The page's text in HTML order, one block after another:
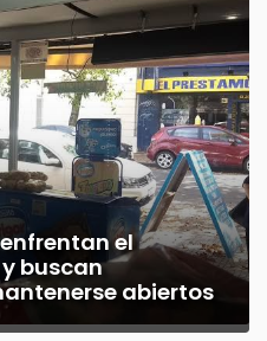
el
buscan
abiertos